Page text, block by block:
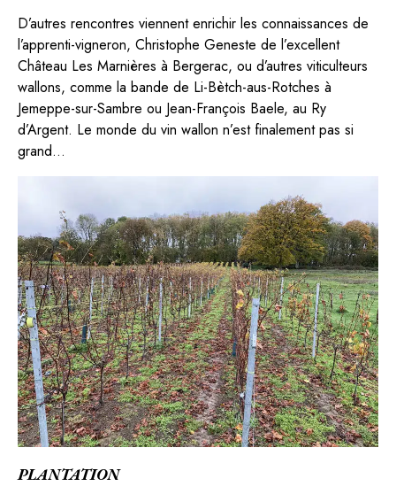
D’autres rencontres viennent enrichir les connaissances de
l’apprenti-vigneron, Christophe Geneste de l’excellent
Château Les Marnières à Bergerac, ou d’autres viticulteurs
wallons, comme la bande de Li-Bètch-aus-Rotches à
Jemeppe-sur-Sambre ou Jean-François Baele, au Ry
d’Argent. Le monde du vin wallon n’est finalement pas si
grand…
PLANTATION